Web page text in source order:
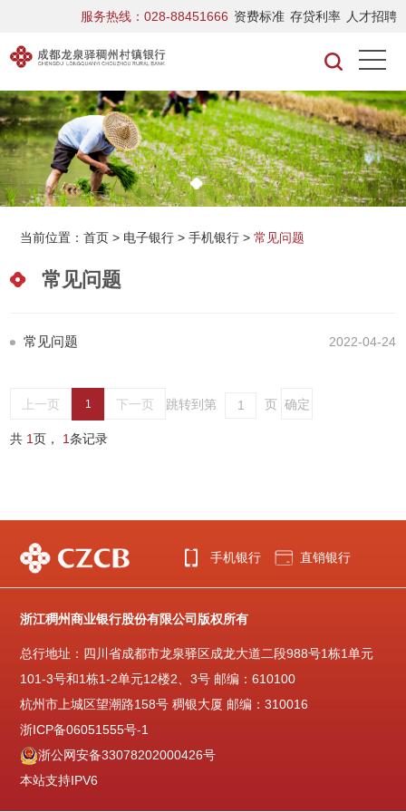
服务热线：028-88451666 资费标准 存贷利率 人才招聘
当前位置：首页 > 电子银行 >手机银行 >常见问题
常见问题
常见问题 2022-04-24
上一页 1 下一页 跳转到第 页
共 1页， 1条记录
手机银行 直销银行
浙江稠州商业银行股份有限公司版权所有
总行地址：四川省成都市龙泉驿区成龙大道二段988号1栋1单元
101-3号和1栋1-2单元12楼2、3号 邮编：610100
杭州市上城区望潮路158号 稠银大厦 邮编：310016
浙ICP备06051555号-1
浙公网安备33078202000426号
本站支持IPV6